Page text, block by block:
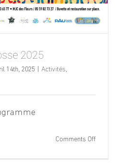
2025
14th, 2025 Activités,
Comments Offon